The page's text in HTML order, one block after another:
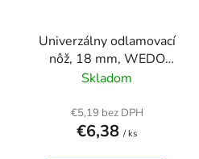
Univerzálny odlamovací
nôž, 18 mm, WEDO
"Soft-cut", modrá/čierna
Skladom
€5,19 bez DPH
€6,38 / ks